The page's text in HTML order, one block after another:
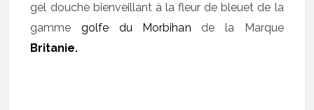
gel douche bienveillant à la fleur de bleuet de la
gammegolfe du Morbihan de la Marque
Britanie.